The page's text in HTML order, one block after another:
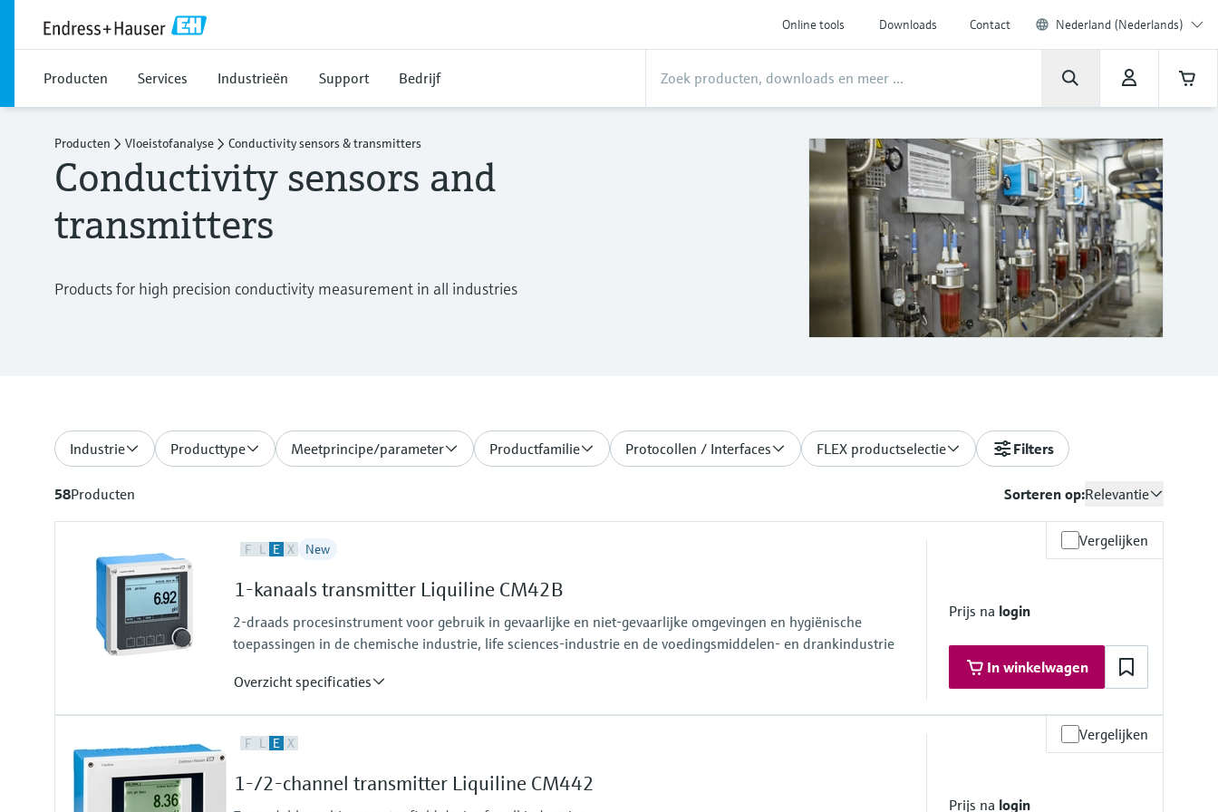
Online tools Downloads Contact Nederland (Nederlands)
Producten Services Industrieën Support Bedrijf
Producten Vloeistofanalyse Conductivity sensors & transmitters
Conductivity sensors and
transmitters
Products for high precision conductivity measurement in all industries
Industrie Producttype Meetprincipe/parameter Productfamilie Protocollen / Interfaces FLEX productselectie Filters
58Producten Sorteren op:Relevantie
F L E X New Vergelijken
1-kanaals transmitter Liquiline CM42B
2-draads procesinstrument voor gebruik in gevaarlijke en niet-gevaarlijke omgevingen en hygiënische
toepassingen in de chemische industrie, life sciences-industrie en de voedingsmiddelen- en drankindustrie
Overzicht specificaties
Prijs na login
In winkelwagen
Input
Output / communication
4 to 20 mA, HART (optional), additional second output possible; HART communication,
F L E X Vergelijken
1-/2-channel transmitter Liquiline CM442
Prijs na login